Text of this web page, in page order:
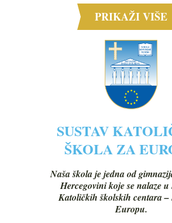
PRIKAŽI VIŠE
SUSTAV
ŠKOLA ZA
Naša škola je jedna od
Hercegovini koje se nalaze u
Katoličkih školskih centara –
Europu.